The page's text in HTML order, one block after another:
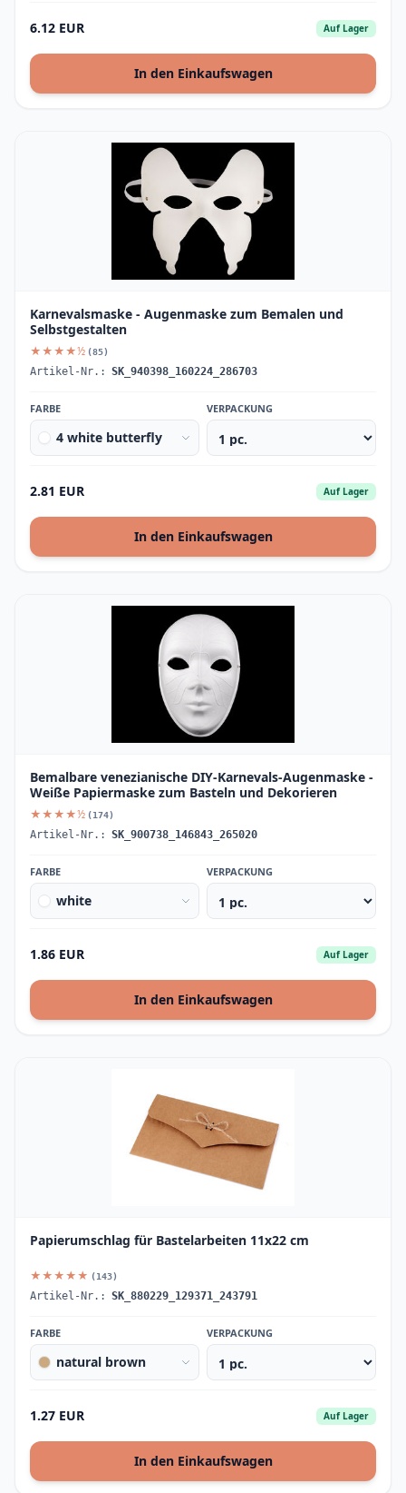
6.12 EUR Auf Lager
In den Einkaufswagen
Karnevalsmaske - Augenmaske zum Bemalen und
Selbstgestalten
★★★★½ (85)
Artikel-Nr.: SK_940398_160224_286703
FARBE
4 white butterfly
VERPACKUNG
2.81 EUR Auf Lager
In den Einkaufswagen
Bemalbare venezianische DIY-Karnevals-Augenmaske -
Weiße Papiermaske zum Basteln und Dekorieren
★★★★½ (174)
Artikel-Nr.: SK_900738_146843_265020
FARBE
white
VERPACKUNG
1.86 EUR Auf Lager
In den Einkaufswagen
Papierumschlag für Bastelarbeiten 11x22 cm
★★★★★ (143)
Artikel-Nr.: SK_880229_129371_243791
FARBE
natural brown
VERPACKUNG
1.27 EUR Auf Lager
In den Einkaufswagen